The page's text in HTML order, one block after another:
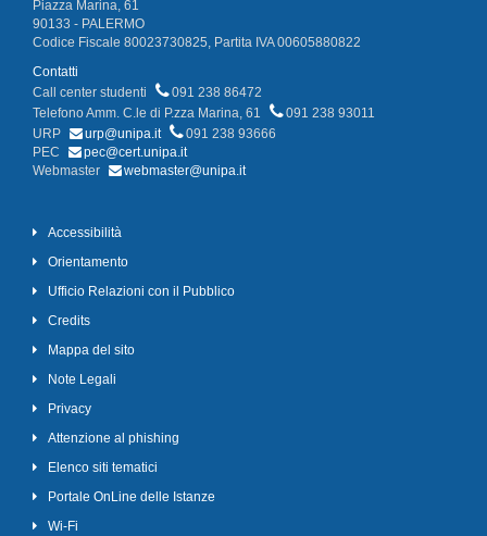
Piazza Marina, 61
90133 - PALERMO
Codice Fiscale 80023730825, Partita IVA 00605880822
Contatti
Call center studenti
091 238 86472
Telefono Amm. C.le di P.zza Marina, 61
091 238 93011
URP
urp@unipa.it
091 238 93666
PEC
pec@cert.unipa.it
Webmaster
webmaster@unipa.it
Accessibilità
Orientamento
Ufficio Relazioni con il Pubblico
Credits
Mappa del sito
Note Legali
Privacy
Attenzione al phishing
Elenco siti tematici
Portale OnLine delle Istanze
Wi-Fi